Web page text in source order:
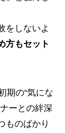
をしないよ
方もセット
期の“気にな
ーとの絆深
ものばかり